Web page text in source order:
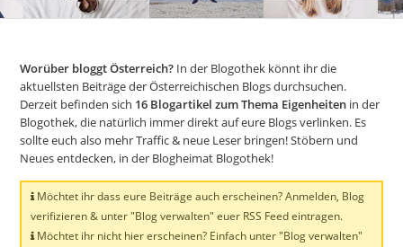
Worüber bloggt Österreich? In der Blogothek könnt ihr die
aktuellsten Beiträge der Österreichischen Blogs durchsuchen.
Derzeit befinden sich 16 Blogartikel zum Thema Eigenheiten in der
Blogothek, die natürlich immer direkt auf eure Blogs verlinken. Es
sollte euch also mehr Traffic & neue Leser bringen! Stöbern und
Neues entdecken, in der Blogheimat Blogothek!
Möchtet ihr dass eure Beiträge auch erscheinen? Anmelden, Blog
verifizieren & unter "Blog verwalten" euer RSS Feed eintragen.
Möchtet ihr nicht hier erscheinen? Einfach unter "Blog verwalten"